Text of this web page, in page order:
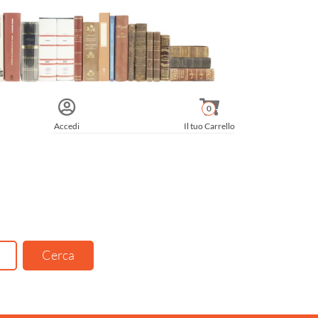
Accedi Il tuo Carrello
0